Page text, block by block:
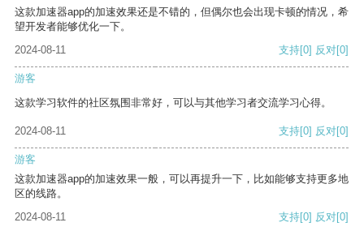
这款加速器app的加速效果还是不错的，但偶尔也会出现卡顿的情况，希
望开发者能够优化一下。
2024-08-11
支持[0] 反对[0]
游客
这款学习软件的社区氛围非常好，可以与其他学习者交流学习心得。
2024-08-11 支持[0] 反对[0]
游客
这款加速器app的加速效果一般，可以再提升一下，比如能够支持更多地
区的线路。
2024-08-11
支持[0] 反对[0]